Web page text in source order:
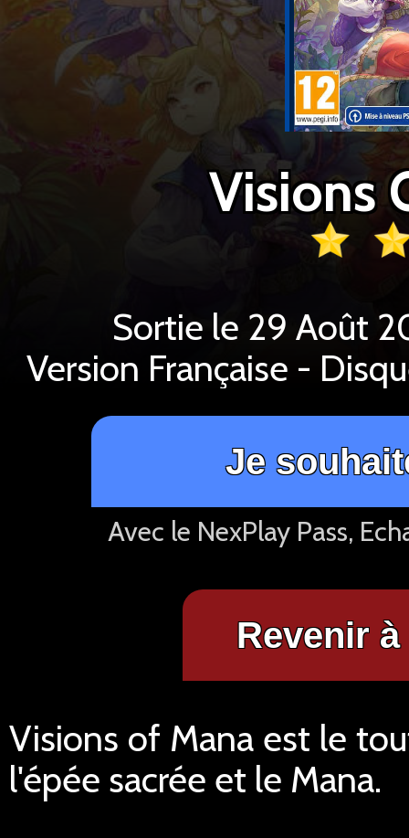
Visions
Sortie le 29 Août
Version Française -
Je
Avec le NexPlay Pass,
Revenir
Visions of Mana est le
l'épée sacrée et le Mana.